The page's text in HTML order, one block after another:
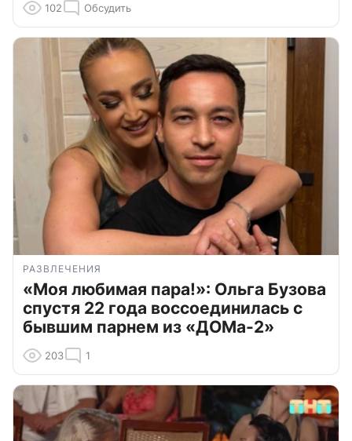
102 Обсудить
РАЗВЛЕЧЕНИЯ
«Моя любимая пара!»: Ольга Бузова
спустя 22 года воссоединилась с
бывшим парнем из «ДОМа-2»
203 1